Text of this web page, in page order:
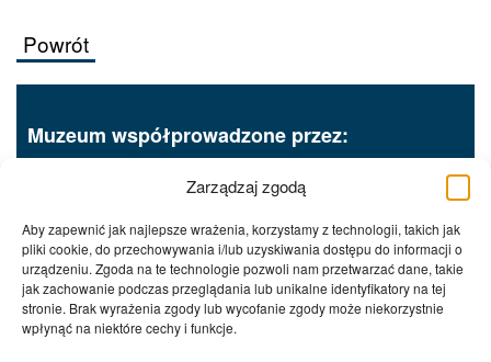
Zarządzaj zgodą
Aby zapewnić jak najlepsze wrażenia, korzystamy z technologii, takich jak
pliki cookie, do przechowywania i/lub uzyskiwania dostępu do informacji o
urządzeniu. Zgoda na te technologie pozwoli nam przetwarzać dane, takie
jak zachowanie podczas przeglądania lub unikalne identyfikatory na tej
stronie. Brak wyrażenia zgody lub wycofanie zgody może niekorzystnie
wpłynąć na niektóre cechy i funkcje.
Powrót
Muzeum współprowadzone przez:
Procedury wewnętrzne
Polityka prywatności
RODO